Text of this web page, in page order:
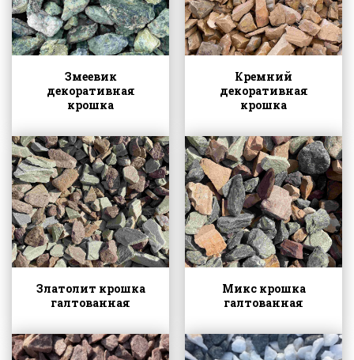
Змеевик
декоративная
крошка
Кремний
декоративная
крошка
Златолит крошка
галтованная
Микс крошка
галтованная